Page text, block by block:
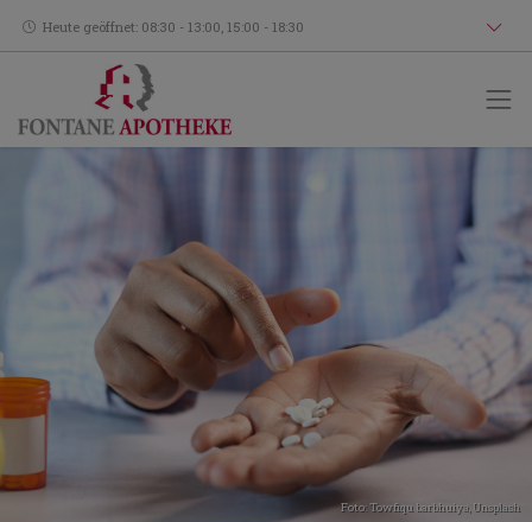
Heute geöffnet: 08:30 - 13:00, 15:00 - 18:30
Foto:Towfiqu barbhuiya Unsplash